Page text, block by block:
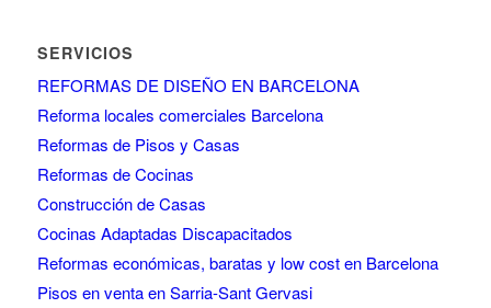
SERVICIOS
REFORMAS DE DISEÑO EN BARCELONA
Reforma locales comerciales Barcelona
Reformas de Pisos y Casas
Reformas de Cocinas
Construcción de Casas
Cocinas Adaptadas Discapacitados
Reformas económicas, baratas y low cost en Barcelona
Pisos en venta en Sarria-Sant Gervasi